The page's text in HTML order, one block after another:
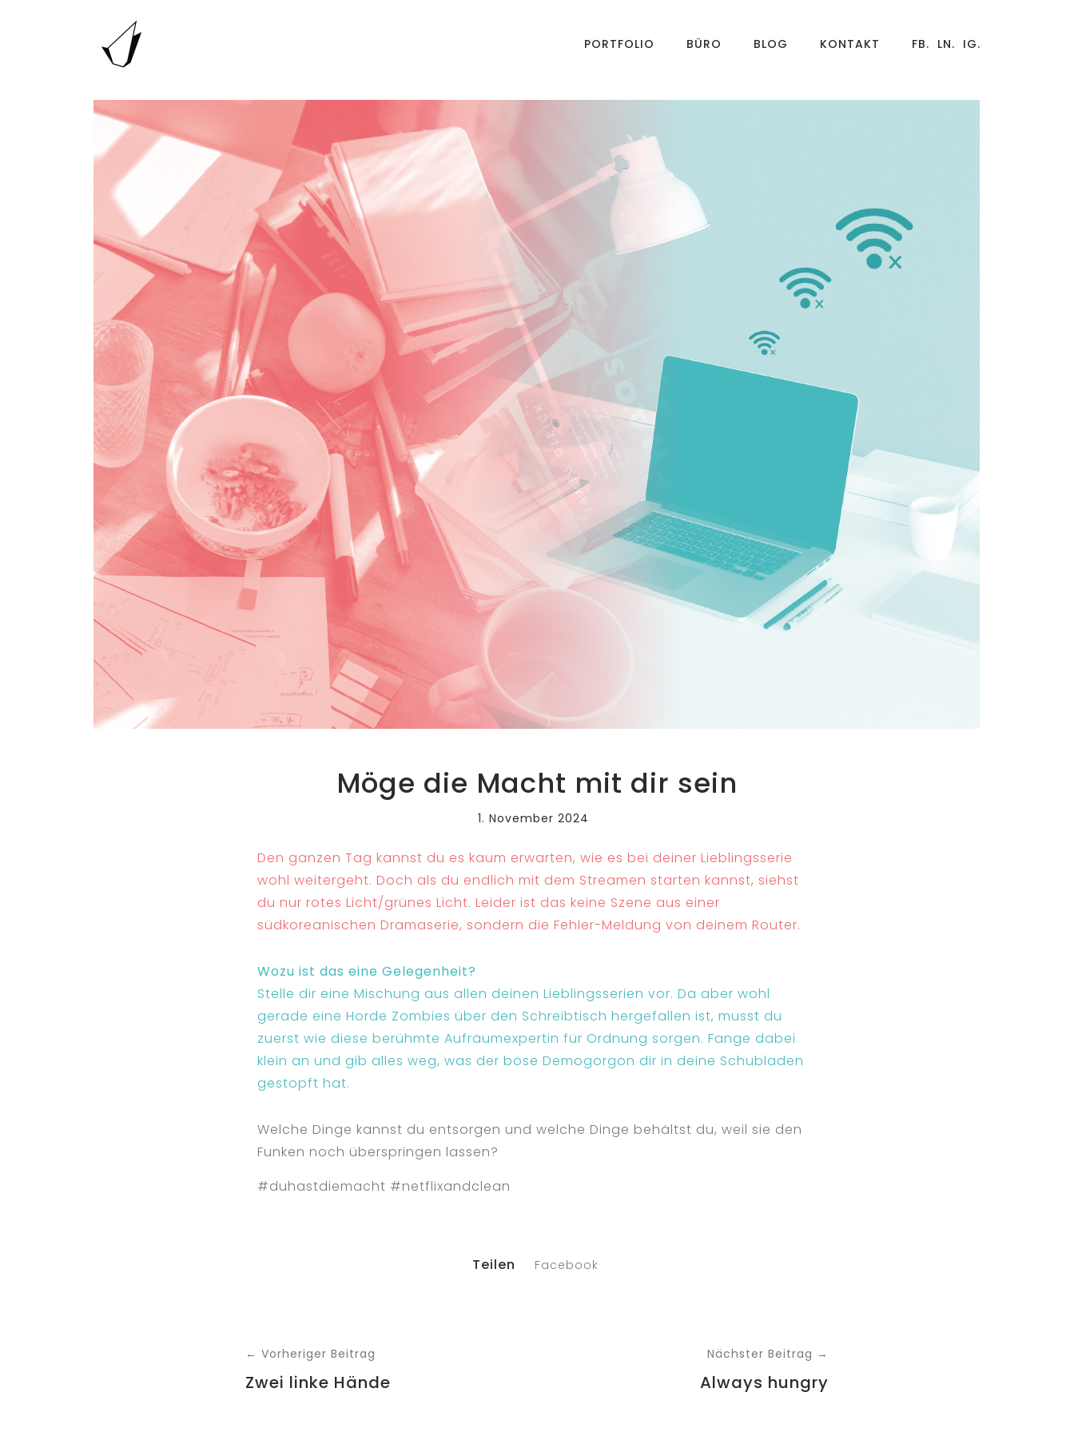
PORTFOLIO BÜRO BLOG KONTAKT FB. LN. IG.
Möge die Macht mit dir sein
1. November 2024
Den ganzen Tag kannst du es kaum erwarten, wie es bei deiner Lieblingsserie
wohl weitergeht. Doch als du endlich mit dem Streamen starten kannst, siehst
du nur rotes Licht/grünes Licht. Leider ist das keine Szene aus einer
südkoreanischen Dramaserie, sondern die Fehler-Meldung von deinem Router.
Wozu ist das eine Gelegenheit?
Stelle dir eine Mischung aus allen deinen Lieblingsserien vor. Da aber wohl
gerade eine Horde Zombies über den Schreibtisch hergefallen ist, musst du
zuerst wie diese berühmte Aufräumexpertin für Ordnung sorgen. Fange dabei
klein an und gib alles weg, was der böse Demogorgon dir in deine Schubladen
gestopft hat.
Welche Dinge kannst du entsorgen und welche Dinge behältst du, weil sie den
Funken noch überspringen lassen?
#duhastdiemacht #netflixandclean
Teilen Facebook
← Vorheriger Beitrag
Zwei linke Hände
Nächster Beitrag →
Always hungry